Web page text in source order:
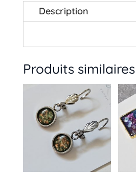
Livraison
gratuite
Description
Produits similaires